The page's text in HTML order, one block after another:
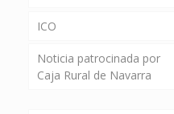
ICO
Noticia patrocinada por
Caja Rural de Navarra